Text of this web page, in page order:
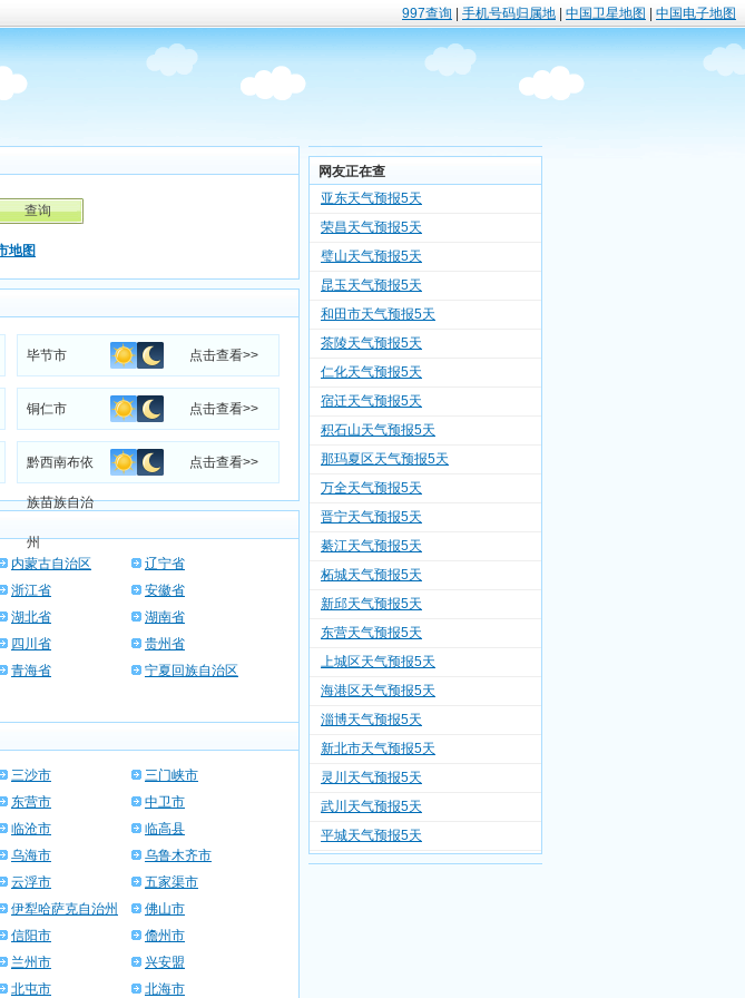
997查询 手机号码归属地 中国卫星地图 中国电子地图
地图
毕节市 点击查看>>
铜仁市 点击查看>>
黔西南布依
族苗族自治
州
点击查看>>
内蒙古自治区
辽宁省
浙江省
安徽省
湖北省
湖南省
四川省
贵州省
青海省
宁夏回族自治区
三沙市
三门峡市
东营市
中卫市
临沧市
临高县
乌海市
乌鲁木齐市
云浮市
五家渠市
伊犁哈萨克自治州
佛山市
信阳市
儋州市
兰州市
兴安盟
北屯市 北海市
网友正在查
亚东天气预报5天
荣昌天气预报5天
璧山天气预报5天
昆玉天气预报5天
和田市天气预报5天
茶陵天气预报5天
仁化天气预报5天
宿迁天气预报5天
积石山天气预报5天
那玛夏区天气预报5天
万全天气预报5天
晋宁天气预报5天
綦江天气预报5天
柘城天气预报5天
新邱天气预报5天
东营天气预报5天
上城区天气预报5天
海港区天气预报5天
淄博天气预报5天
新北市天气预报5天
灵川天气预报5天
武川天气预报5天
平城天气预报5天
洛阳天气预报5天